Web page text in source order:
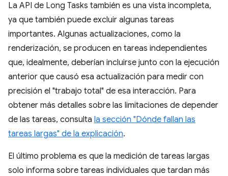
La API de Long Tasks también es una vista incompleta,
ya que también puede excluir algunas tareas
importantes. Algunas actualizaciones, como la
renderización, se producen en tareas independientes
que, idealmente, deberían incluirse junto con la ejecución
anterior que causó esa actualización para medir con
precisión el "trabajo total" de esa interacción. Para
obtener más detalles sobre las limitaciones de depender
de las tareas, consulta la sección "Dónde fallan las
tareas largas" de la explicación.
El último problema es que la medición de tareas largas
solo informa sobre tareas individuales que tardan más